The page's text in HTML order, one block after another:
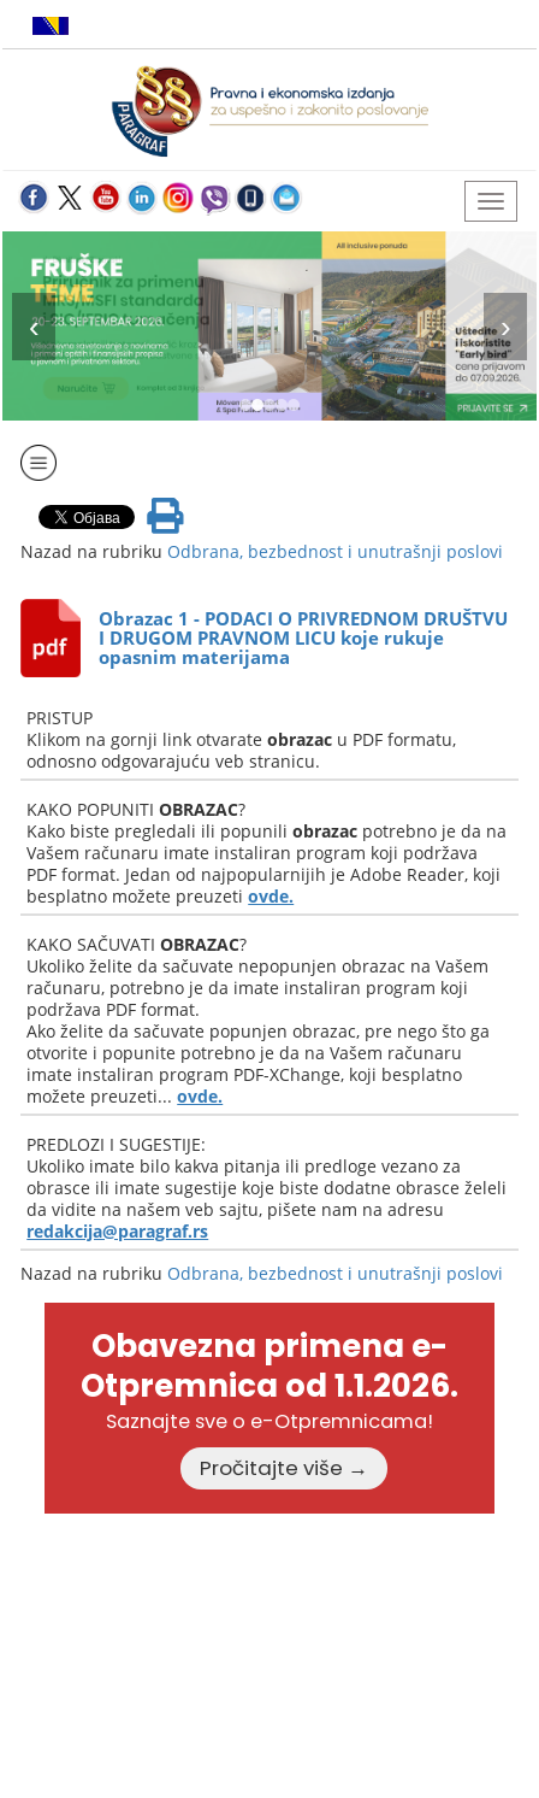
Nazad na rubriku Odbrana, bezbednost i unutrašnji poslovi
Obrazac 1 - PODACI O PRIVREDNOM DRUŠTVU
I DRUGOM PRAVNOM LICU koje rukuje
opasnim materijama
PRISTUP
Klikom na gornji link otvarateobrazac u PDF formatu,
odnosno odgovarajuću veb stranicu.
KAKO POPUNITIOBRAZAC?
Kako biste pregledali ili popuniliobrazac potrebno je da na
Vašem računaru imate instaliran program koji podržava
PDF format. Jedan od najpopularnijih je Adobe Reader, koji
besplatno možete preuzetiovde.
KAKO SAČUVATIOBRAZAC?
Ukoliko želite da sačuvate nepopunjen obrazac na Vašem
računaru, potrebno je da imate instaliran program koji
podržava PDF format.
Ako želite da sačuvate popunjen obrazac, pre nego što ga
otvorite i popunite potrebno je da na Vašem računaru
imate instaliran program PDF-XChange, koji besplatno
možete preuzeti...ovde.
PREDLOZI I SUGESTIJE:
Ukoliko imate bilo kakva pitanja ili predloge vezano za
obrasce ili imate sugestije koje biste dodatne obrasce želeli
da vidite na našem veb sajtu, pišete nam na adresu
redakcija@paragraf.rs
Nazad na rubriku Odbrana, bezbednost i unutrašnji poslovi
Obavezna primena e-
Otpremnica od 1.1.2026.
Saznajte sve o e-Otpremnicama!
Pročitajte više →